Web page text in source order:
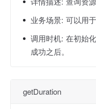
业务场景: 可以用
调用时机: 在初始
成功之后。
getDuration